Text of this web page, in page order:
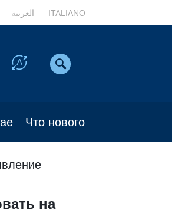
العربية ITALIANO
Что нового
на